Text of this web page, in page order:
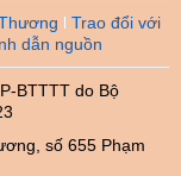
Trao đổi với
dẫn nguồn
BTTTT do Bộ
số 655 Phạm